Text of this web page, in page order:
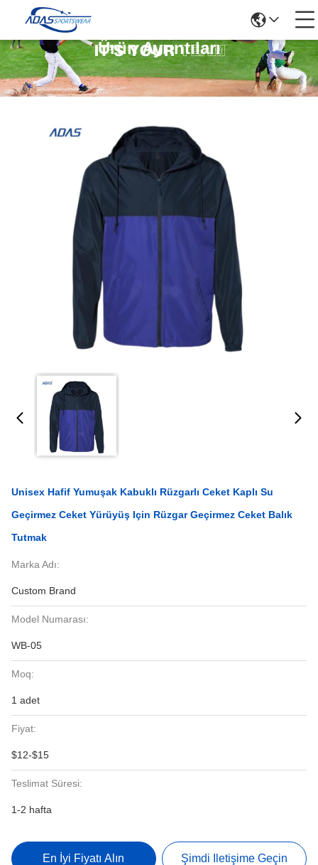
Ürün Ayrıntıları
Unisex Hafif Yumuşak Kabuklı Rüzgarlı Ceket Kaplı Su
Geçirmez Ceket Yürüyüş Için Rüzgar Geçirmez Ceket Balık
Tutmak
Marka Adı:
Custom Brand
Model Numarası:
WB-05
Moq:
1 adet
Fiyat:
$12-$15
Teslimat Süresi:
1-2 hafta
En İyi Fiyatı Alın Şimdi Iletişime Geçin